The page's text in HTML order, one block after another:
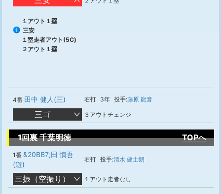
１アウト１塁
1
三安
１塁走者アウト(5C)
２アウト１塁
4番 田中 健人(三) 右打 3年 投手:藤原 龍音
三ゴ ３アウトチェンジ
1回裏 千葉明徳 TOPへ
1番 &20BB7;田 慎吾
(遊)
右打 投手:清水 健士朗
三振（空振り） １アウト走者なし